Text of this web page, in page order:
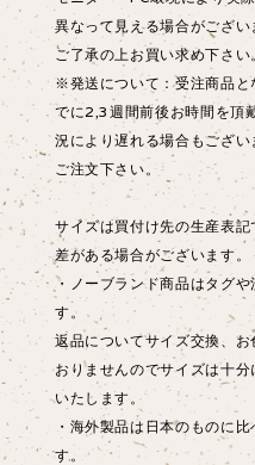
異なって見える場合がござい
ご了承の上お買い求め下さい
※発送について：受注商品と
でに2,3週間前後お時間を頂
況により遅れる場合もござ
ご注文下さい。
サイズは買付け先の生産表
差がある場合がございます。
・ノーブランド商品はタグ
す。
返品についてサイズ交換、
おりませんのでサイズは十
いたします。
・海外製品は日本のものに
す。